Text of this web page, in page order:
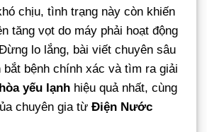
chịu, tình trạng này còn khiến
tăng vọt do máy phải hoạt động
lo lắng, bài viết chuyên sâu
bắt bệnh chính xác và tìm ra giải
yếu lạnh hiệu quả nhất, cùng
chuyên gia từ Điện Nước